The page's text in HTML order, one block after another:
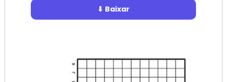
⬇ Baixar